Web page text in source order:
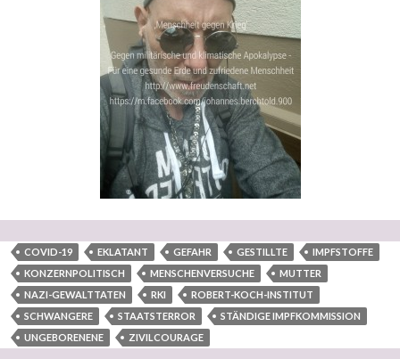
COVID-19 EKLATANT GEFAHR GESTILLTE
IMPFSTOFFE
KONZERNPOLITISCH
MENSCHENVERSUCHE
MUTTER
NAZI-GEWALTTATEN
RKI
ROBERT-KOCH-INSTITUT
SCHWANGERE
STAATSTERROR
STÄNDIGE IMPFKOMMISSION
UNGEBORENENE
ZIVILCOURAGE